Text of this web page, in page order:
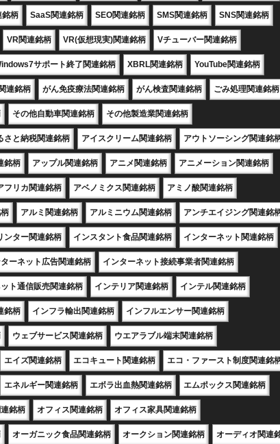
銘柄 SaaS関連銘柄 SEO関連銘柄 SMS関連銘柄 SNS関連銘柄
VR関連銘柄 VR(仮想現実)関連銘柄 Vチューバー関連銘柄
サポート終了関連銘柄 XBRL関連銘柄 YouTube関連銘柄
連銘柄 がん免疫療法関連銘柄 がん検査関連銘柄 ごみ処理関連銘柄
その他自動車関連銘柄 その他製造業関連銘柄
さと納税関連銘柄 アイスクリーム関連銘柄 アウトソーシング関連銘
銘柄 アップル関連銘柄 アニメ関連銘柄 アニメーション関連銘柄
フリカ関連銘柄 アベノミクス関連銘柄 アミノ酸関連銘柄
アルミ関連銘柄 アルミニウム関連銘柄 アンチエイジング関連銘
ンター関連銘柄 インスタント食品関連銘柄 インターネット関連銘柄
ーネット広告関連銘柄 インターネット接続事業者関連銘柄
ト通信販売関連銘柄 インテリア関連銘柄 インテル関連銘柄
銘柄 インフラ輸出関連銘柄 インフルエンサー関連銘柄
ウェブサービス関連銘柄 ウエアラブル端末関連銘柄
エイズ関連銘柄 エコキュート関連銘柄 エコ・ファースト制度関連銘
エネルギー関連銘柄 エボラ出血熱関連銘柄 エムポックス関連銘柄
銘柄 オフィス関連銘柄 オフィス家具関連銘柄
オーガニック食品関連銘柄 オークション関連銘柄 オーディオ関連